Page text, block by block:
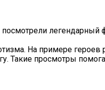
На примере героев
Такие просмотры